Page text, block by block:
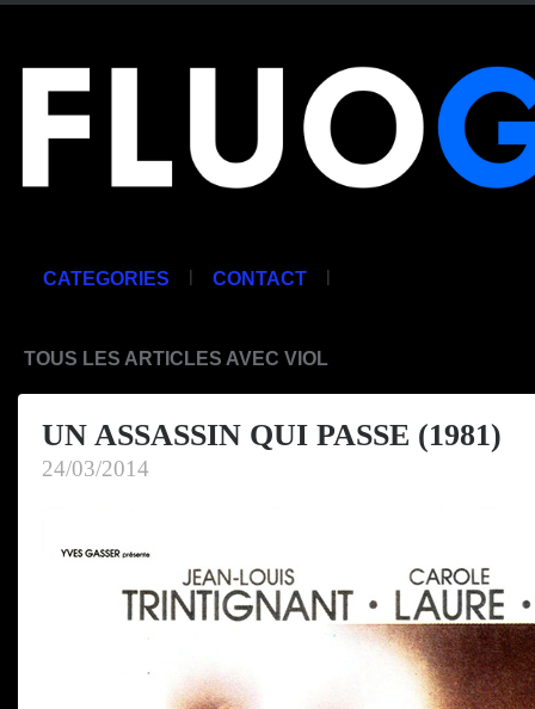
CATEGORIES | CONTACT |
TOUS LES ARTICLES AVEC VIOL
UN ASSASSIN QUI PASSE (1981)
24/03/2014